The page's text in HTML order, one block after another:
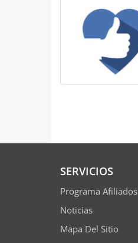
SERVICIOS
Programa Afiliados
Noticias
Mapa Del Sitio